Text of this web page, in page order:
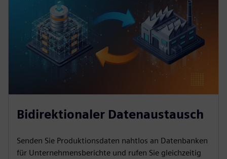
Bidirektionaler Datenaustausch
Senden Sie Produktionsdaten nahtlos an Datenbanken
für Unternehmensberichte und rufen Sie gleichzeitig